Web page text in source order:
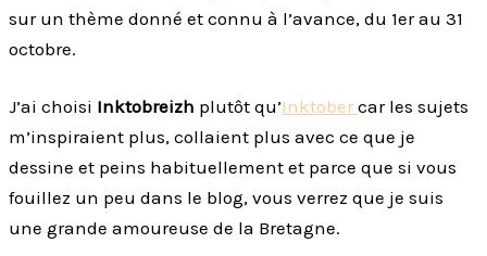
sur un thème donné et connu à l’avance, du 1er au 31
octobre.
J’ai choisi Inktobreizh plutôt qu’Inktober car les sujets
m’inspiraient plus, collaient plus avec ce que je
dessine et peins habituellement et parce que si vous
fouillez un peu dans le blog, vous verrez que je suis
une grande amoureuse de la Bretagne.